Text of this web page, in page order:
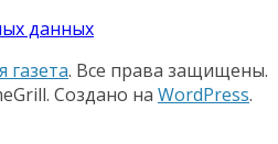
данных
газета. Все права защищены.
Создано на WordPress.